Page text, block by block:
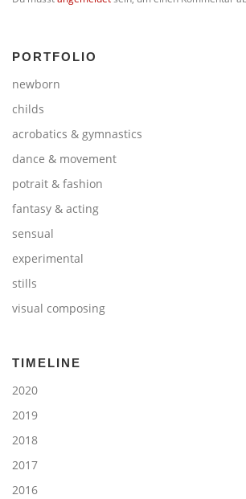
PORTFOLIO
newborn
childs
acrobatics & gymnastics
dance & movement
potrait & fashion
fantasy & acting
sensual
experimental
stills
visual composing
TIMELINE
2020
2019
2018
2017
2016